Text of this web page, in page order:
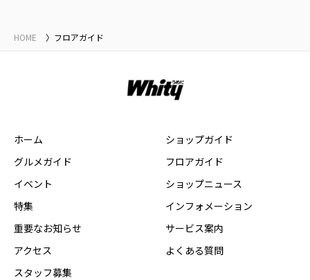
HOME フロアガイド
ホーム
グルメガイド
イベント
特集
重要なお知らせ
アクセス
スタッフ募集
ショップガイド
フロアガイド
ショップニュース
インフォメーション
サービス案内
よくある質問